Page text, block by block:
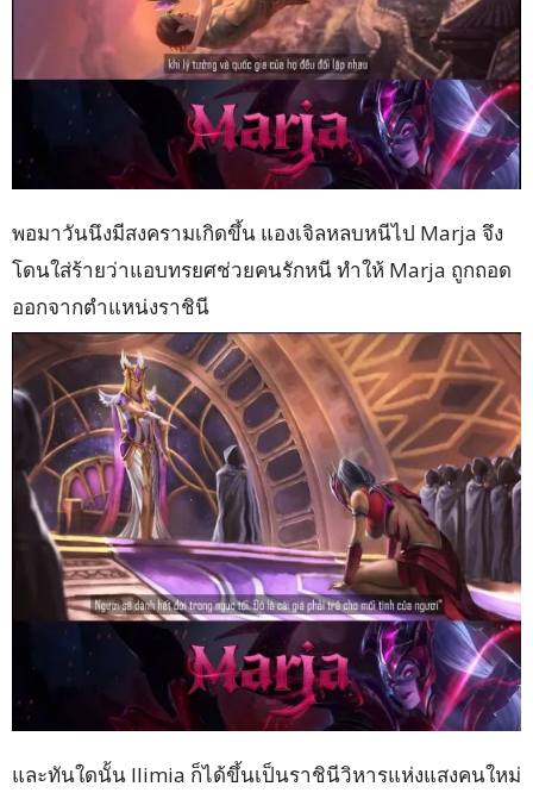
พอมาวันนึงมีสงครามเกิดขึ้น แองเจิลหลบหนีไป Marja จึง
โดนใส่ร้ายว่าแอบทรยศช่วยคนรักหนี ทำให้ Marja ถูกถอด
ออกจากตำแหน่งราชินี
และทันใดนั้น Ilimia ก็ได้ขึ้นเป็นราชินีวิหารแห่งแสงคนใหม่